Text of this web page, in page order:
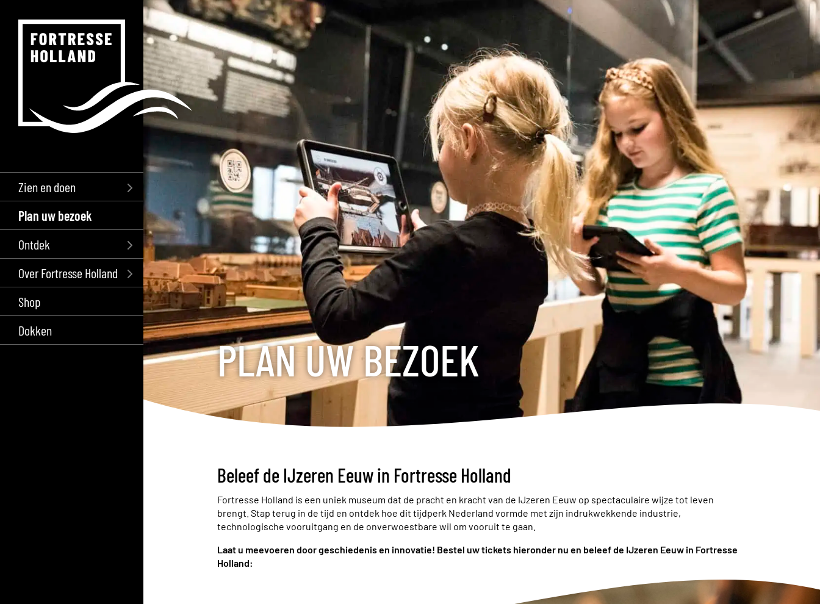
Zien en doen
Plan uw bezoek
Ontdek
Over Fortresse Holland
Shop
Dokken
PLAN UW BEZOEK
Beleef de IJzeren Eeuw in Fortresse Holland
Fortresse Holland is een uniek museum dat de pracht en kracht van de IJzeren Eeuw op spectaculaire wijze tot leven
brengt. Stap terug in de tijd en ontdek hoe dit tijdperk Nederland vormde met zijn indrukwekkende industrie,
technologische vooruitgang en de onverwoestbare wil om vooruit te gaan.
Laat u meevoeren door geschiedenis en innovatie! Bestel uw tickets hieronder nu en beleef de IJzeren Eeuw in Fortresse
Holland: